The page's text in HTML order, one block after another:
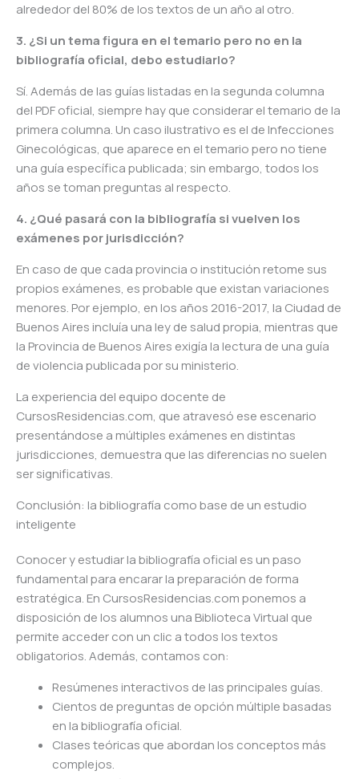
alrededor del 80% de los textos de un año al otro.
3. ¿Si un tema figura en el temario pero no en la
bibliografía oficial, debo estudiarlo?
Sí. Además de las guías listadas en la segunda columna
del PDF oficial, siempre hay que considerar el temario de la
primera columna. Un caso ilustrativo es el de Infecciones
Ginecológicas, que aparece en el temario pero no tiene
una guía específica publicada; sin embargo, todos los
años se toman preguntas al respecto.
4. ¿Qué pasará con la bibliografía si vuelven los
exámenes por jurisdicción?
En caso de que cada provincia o institución retome sus
propios exámenes, es probable que existan variaciones
menores. Por ejemplo, en los años 2016-2017, la Ciudad de
Buenos Aires incluía una ley de salud propia, mientras que
la Provincia de Buenos Aires exigía la lectura de una guía
de violencia publicada por su ministerio.
La experiencia del equipo docente de
CursosResidencias.com, que atravesó ese escenario
presentándose a múltiples exámenes en distintas
jurisdicciones, demuestra que las diferencias no suelen
ser significativas.
Conclusión: la bibliografía como base de un estudio
inteligente
Conocer y estudiar la bibliografía oficial es un paso
fundamental para encarar la preparación de forma
estratégica. En CursosResidencias.com ponemos a
disposición de los alumnos una Biblioteca Virtual que
permite acceder con un clic a todos los textos
obligatorios. Además, contamos con:
Resúmenes interactivos de las principales guías.
Cientos de preguntas de opción múltiple basadas
en la bibliografía oficial.
Clases teóricas que abordan los conceptos más
complejos.